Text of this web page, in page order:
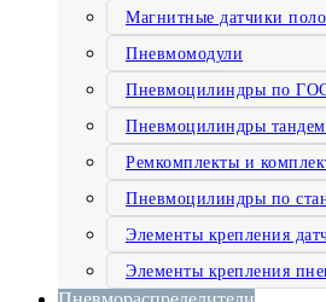
Магнитные датчики
Пневмомодули
Пневмоцилиндры по
Пневмоцилиндры
Ремкомплекты и
Пневмоцилиндры по
Элементы крепления
Элементы крепления